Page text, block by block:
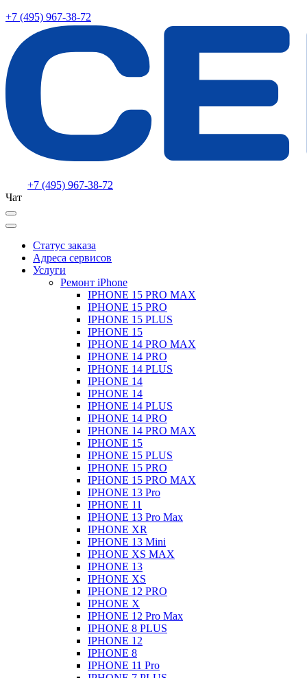
+7 (495) 967-38-72
+7 (495) 967-38-72
Чат
Статус заказа
Адреса сервисов
Услуги
Ремонт iPhone
IPHONE 15 PRO MAX
IPHONE 15 PRO
IPHONE 15 PLUS
IPHONE 15
IPHONE 14 PRO MAX
IPHONE 14 PRO
IPHONE 14 PLUS
IPHONE 14
IPHONE 14
IPHONE 14 PLUS
IPHONE 14 PRO
IPHONE 14 PRO MAX
IPHONE 15
IPHONE 15 PLUS
IPHONE 15 PRO
IPHONE 15 PRO MAX
IPHONE 13 Pro
IPHONE 11
IPHONE 13 Pro Max
IPHONE XR
IPHONE 13 Mini
IPHONE XS MAX
IPHONE 13
IPHONE XS
IPHONE 12 PRO
IPHONE X
IPHONE 12 Pro Max
IPHONE 8 PLUS
IPHONE 12
IPHONE 8
IPHONE 11 Pro